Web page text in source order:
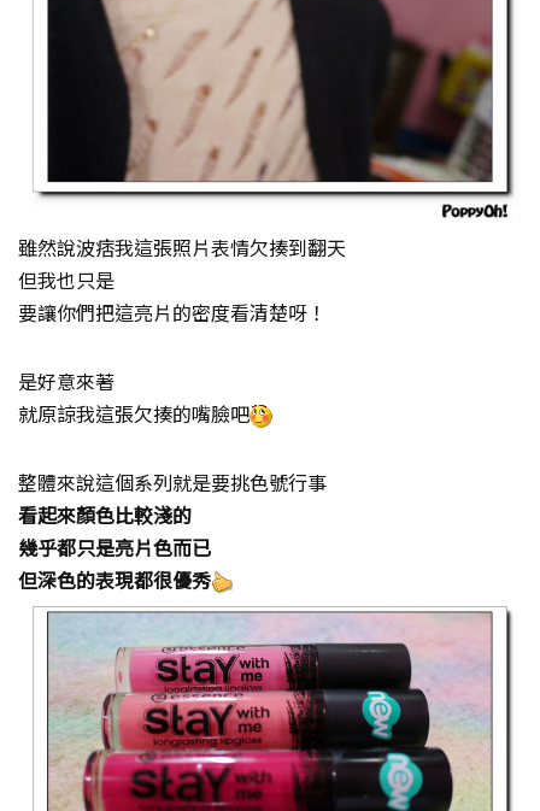
雖然說波痞我這張照片表情欠揍到翻天
但我也只是
要讓你們把這亮片的密度看清楚呀！
是好意來著
就原諒我這張欠揍的嘴臉吧
整體來說這個系列就是要挑色號行事
看起來顏色比較淺的
幾乎都只是亮片色而已
但深色的表現都很優秀